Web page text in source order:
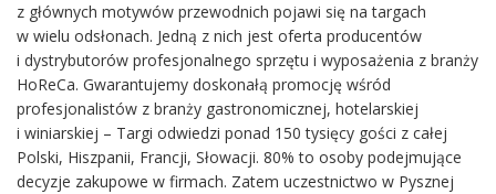
z głównych motywów przewodnich pojawi się na targach
w wielu odsłonach. Jedną z nich jest oferta producentów
i dystrybutorów profesjonalnego sprzętu i wyposażenia z branży
HoReCa. Gwarantujemy doskonałą promocję wśród
profesjonalistów z branży gastronomicznej, hotelarskiej
i winiarskiej – Targi odwiedzi ponad 150 tysięcy gości z całej
Polski, Hiszpanii, Francji, Słowacji. 80% to osoby podejmujące
decyzje zakupowe w firmach. Zatem uczestnictwo w Pysznej